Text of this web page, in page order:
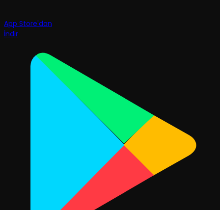
App Store'dan
İndir